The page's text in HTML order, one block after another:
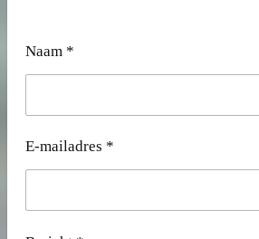
Naam *
E-mailadres *